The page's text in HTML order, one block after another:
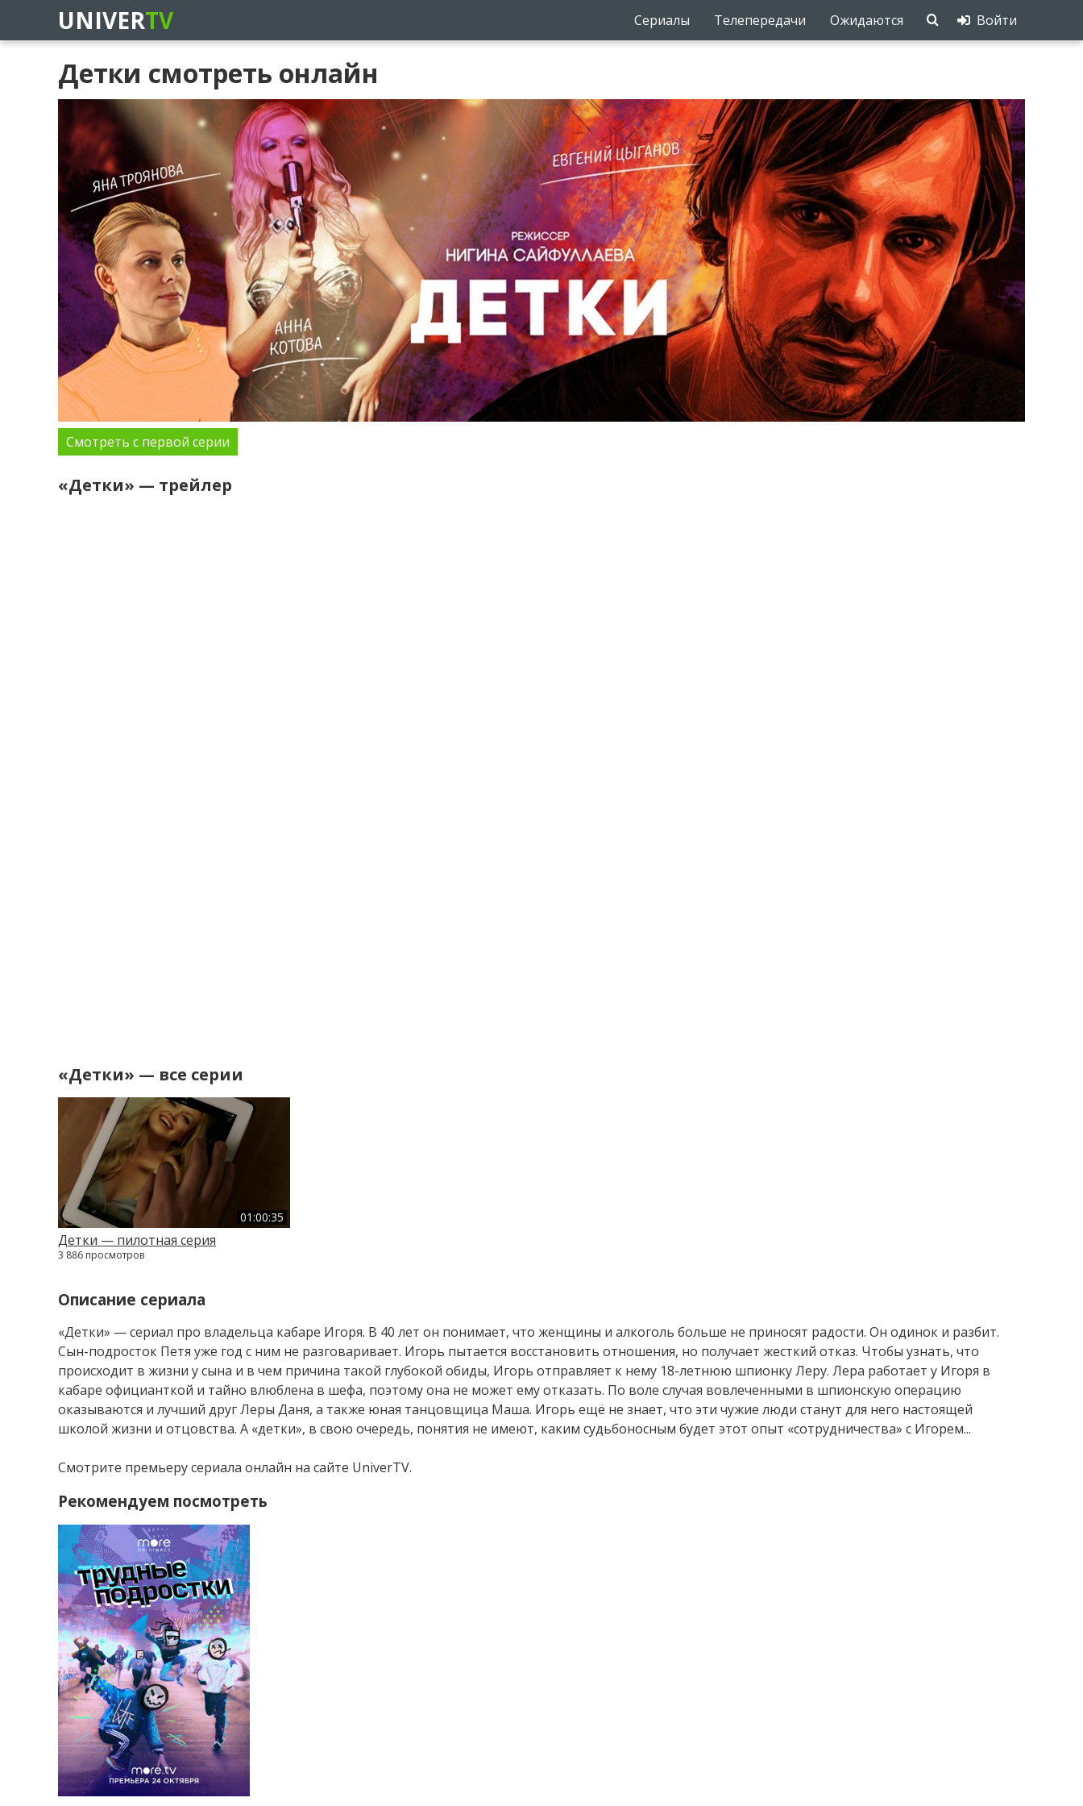
UNIVERTV Сериалы Телепередачи Ожидаются Войти
Детки смотреть онлайн
Смотреть с первой серии
«Детки» — трейлер
«Детки» — все серии
01:00:35
Детки — пилотная серия
3 886 просмотров
Описание сериала
«Детки» — сериал про владельца кабаре Игоря. В 40 лет он понимает, что женщины и алкоголь больше не приносят радости. Он одинок и разбит.
Сын-подросток Петя уже год с ним не разговаривает. Игорь пытается восстановить отношения, но получает жесткий отказ. Чтобы узнать, что
происходит в жизни у сына и в чем причина такой глубокой обиды, Игорь отправляет к нему 18-летнюю шпионку Леру. Лера работает у Игоря в
кабаре официанткой и тайно влюблена в шефа, поэтому она не может ему отказать. По воле случая вовлеченными в шпионскую операцию
оказываются и лучший друг Леры Даня, а также юная танцовщица Маша. Игорь ещё не знает, что эти чужие люди станут для него настоящей
школой жизни и отцовства. А «детки», в свою очередь, понятия не имеют, каким судьбоносным будет этот опыт «сотрудничества» с Игорем...
Смотрите премьеру сериала онлайн на сайте UniverTV.
Рекомендуем посмотреть